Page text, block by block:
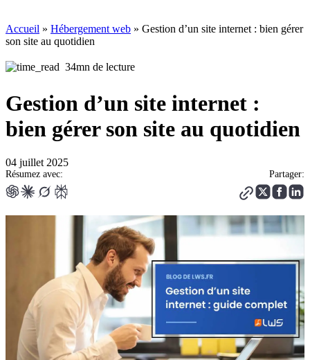
Accueil » Hébergement web » Gestion d’un site internet : bien gérer
son site au quotidien
34mn de lecture
Gestion d’un site internet :
bien gérer son site au quotidien
04 juillet 2025
Résumez avec: Partager: